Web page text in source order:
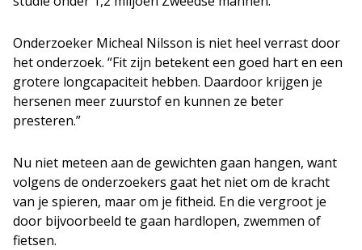
Onderzoeker Micheal Nilsson is niet heel verrast door
het onderzoek. “Fit zijn betekent een goed hart en een
grotere longcapaciteit hebben. Daardoor krijgen je
hersenen meer zuurstof en kunnen ze beter
presteren.”
Nu niet meteen aan de gewichten gaan hangen, want
volgens de onderzoekers gaat het niet om de kracht
van je spieren, maar om je fitheid. En die vergroot je
door bijvoorbeeld te gaan hardlopen, zwemmen of
fietsen.